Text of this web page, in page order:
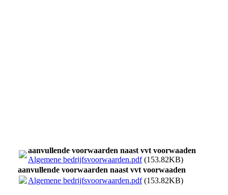
aanvullende voorwaarden naast vvt voorwaaden
Algemene bedrijfsvoorwaarden.pdf(153.82KB)
aanvullende voorwaarden naast vvt voorwaaden
Algemene bedrijfsvoorwaarden.pdf(153.82KB)